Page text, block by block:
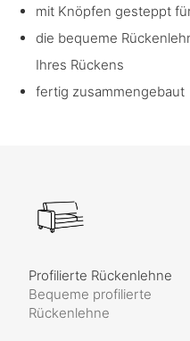
mit Knöpfen gesteppt
die bequeme
Ihres Rückens
fertig zusammengebaut
Profilierte Rückenlehne
Bequeme profilierte
Rückenlehne